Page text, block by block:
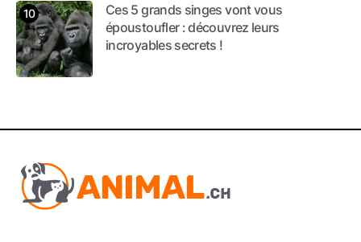
Ces 5 grands singes vont vous
époustoufler : découvrez leurs
incroyables secrets !